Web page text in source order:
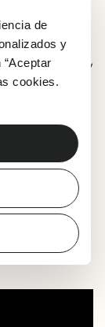
de
y
cookies.
en valor
lo más
A través
con África,
esencial
y
leyendas
valor la
que también
la